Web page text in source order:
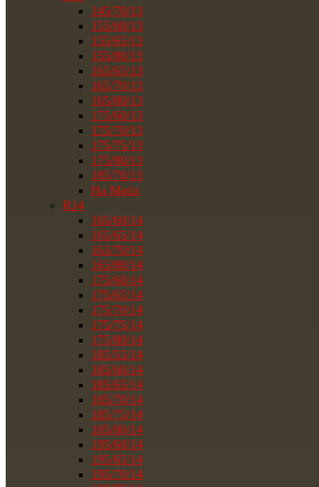
145/70/13
155/60/13
155/65/13
155/80/13
165/65/13
165/70/13
165/80/13
175/60/13
175/70/13
175/75/13
175/80/13
185/70/13
На Matiz
R14
165/60/14
165/65/14
165/70/14
165/80/14
175/60/14
175/65/14
175/70/14
175/75/14
175/80/14
185/55/14
185/60/14
185/65/14
185/70/14
185/75/14
185/80/14
195/60/14
195/65/14
195/70/14